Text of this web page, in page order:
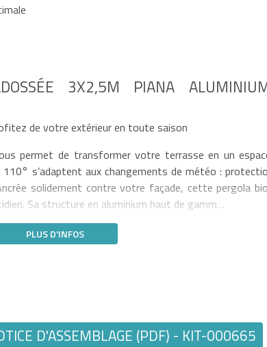
3X2,5M PIANA
de votre extérieur en toute saison
permet de transformer votre terrasse en un
110° s’adaptent aux changements de météo :
solidement contre votre façade, cette pergola
Sa structure en aluminium haut de gamm…
PLUS D'INFOS
D'ASSEMBLAGE (PDF) - KIT-000665